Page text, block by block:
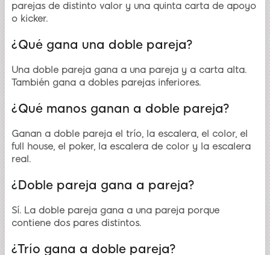
parejas de distinto valor y una quinta carta de apoyo
o kicker.
¿Qué gana una doble pareja?
Una doble pareja gana a una pareja y a carta alta.
También gana a dobles parejas inferiores.
¿Qué manos ganan a doble pareja?
Ganan a doble pareja el trío, la escalera, el color, el
full house, el poker, la escalera de color y la escalera
real.
¿Doble pareja gana a pareja?
Sí. La doble pareja gana a una pareja porque
contiene dos pares distintos.
¿Trío gana a doble pareja?